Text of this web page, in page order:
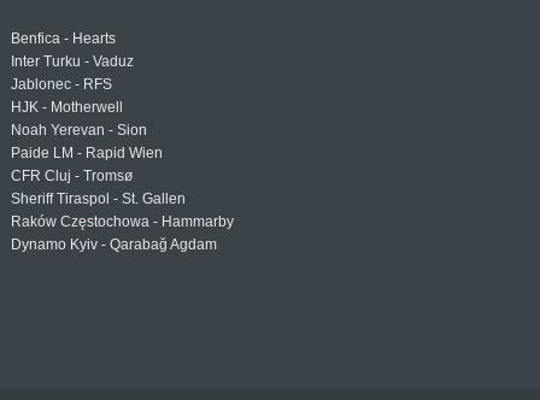
Benfica - Hearts
Inter Turku - Vaduz
Jablonec - RFS
HJK - Motherwell
Noah Yerevan - Sion
Paide LM - Rapid Wien
CFR Cluj - Tromsø
Sheriff Tiraspol - St. Gallen
Raków Częstochowa - Hammarby
Dynamo Kyiv - Qarabağ Agdam